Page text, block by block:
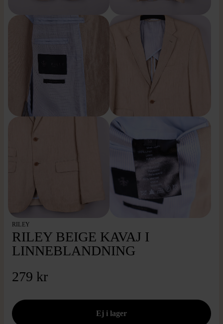
RILEY
RILEY BEIGE KAVAJ I
LINNEBLANDNING
279 kr